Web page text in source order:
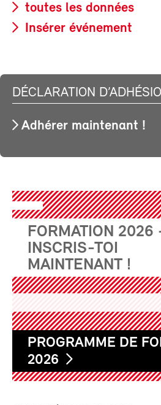
toutes les données
Insérer événement
DÉCLARATION
Adhérer maintenant !
FORMATION 2026
INSCRIS-TOI
MAINTENANT !
PROGRAMME DE
2026